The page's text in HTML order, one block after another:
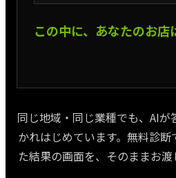
この中に、あなたのお店
同じ地域・同じ業種でも、AI
かれはじめています。無料診
た結果の画面を、そのままお